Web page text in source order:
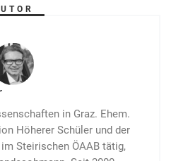
in Graz. Ehem.
Höherer Schüler und der
Steirischen ÖAAB tätig,